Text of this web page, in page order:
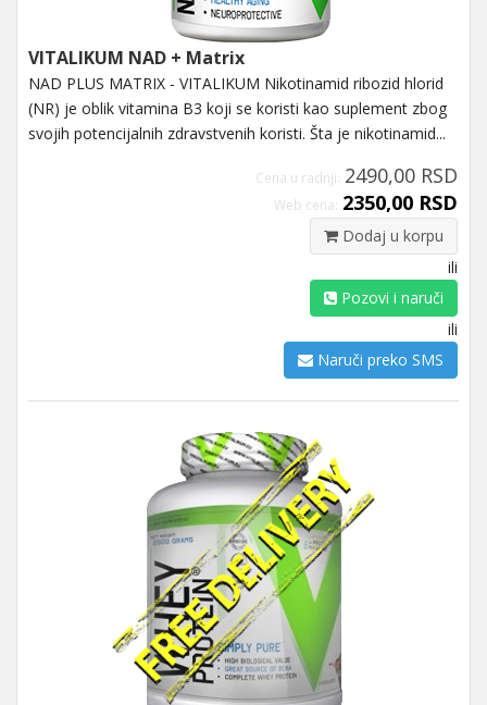
VITALIKUM NAD + Matrix
NAD PLUS MATRIX - VITALIKUM Nikotinamid ribozid hlorid
(NR) je oblik vitamina B3 koji se koristi kao suplement zbog
svojih potencijalnih zdravstvenih koristi. Šta je nikotinamid...
Cena u radnji: 2490,00 RSD
Web cena: 2350,00 RSD
Dodaj u korpu
ili
Pozovi i naruči
ili
Naruči preko SMS